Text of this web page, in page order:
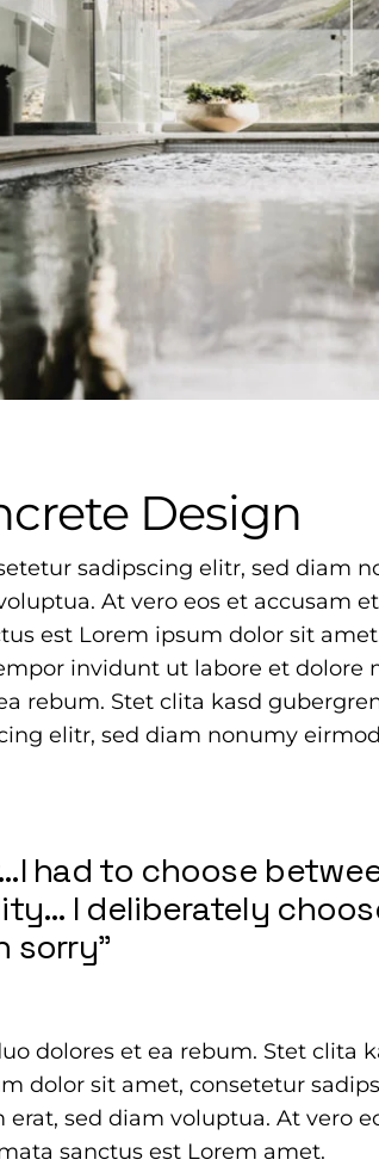
Design
sadipscing elitr, sed diam
At vero eos et accusam
est Lorem ipsum dolor sit
invidunt ut labore et dolore
rebum. Stet clita kasd
elitr, sed diam nonumy
had to choose
I deliberately
sorry”
dolores et ea rebum. Stet clita
dolor sit amet, consetetur
sed diam voluptua. At vero
sanctus est Lorem amet.